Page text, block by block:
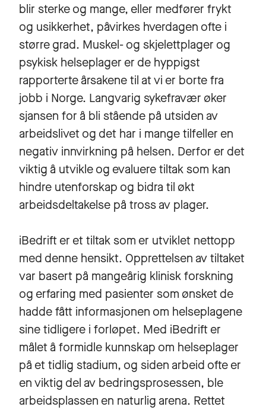
blir sterke og mange, eller medfører frykt
og usikkerhet, påvirkes hverdagen ofte i
større grad. Muskel- og skjelettplager og
psykisk helseplager er de hyppigst
rapporterte årsakene til at vi er borte fra
jobb i Norge. Langvarig sykefravær øker
sjansen for å bli stående på utsiden av
arbeidslivet og det har i mange tilfeller en
negativ innvirkning på helsen. Derfor er det
viktig å utvikle og evaluere tiltak som kan
hindre utenforskap og bidra til økt
arbeidsdeltakelse på tross av plager.
iBedrift er et tiltak som er utviklet nettopp
med denne hensikt. Opprettelsen av tiltaket
var basert på mangeårig klinisk forskning
og erfaring med pasienter som ønsket de
hadde fått informasjonen om helseplagene
sine tidligere i forløpet. Med iBedrift er
målet å formidle kunnskap om helseplager
på et tidlig stadium, og siden arbeid ofte er
en viktig del av bedringsprosessen, ble
arbeidsplassen en naturlig arena. Rettet